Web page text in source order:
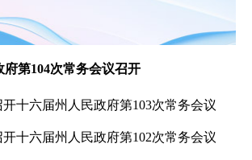
第104次常务会议召开
十六届州人民政府第103次常务会议
十六届州人民政府第102次常务会议